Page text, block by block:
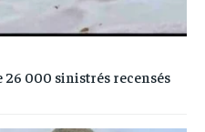
26 000 sinistrés recensés